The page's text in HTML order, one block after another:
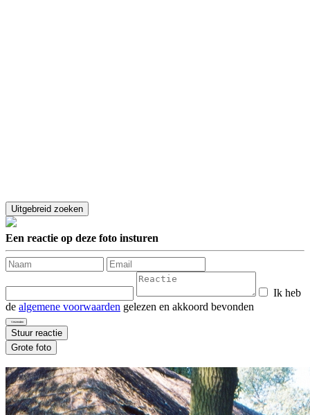
Een reactie op deze foto insturen
Ik heb
de algemene voorwaarden gelezen en akkoord bevonden